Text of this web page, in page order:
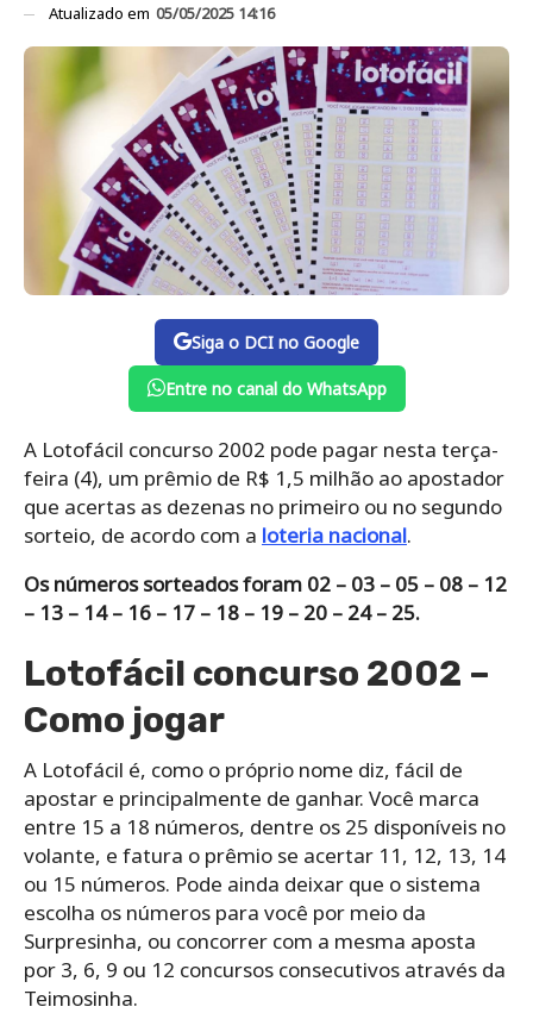
Atualizado em 05/05/2025 14:16
Siga o DCI no Google
Entre no canal do WhatsApp
A Lotofácil concurso 2002 pode pagar nesta terça-
feira (4), um prêmio de R$ 1,5 milhão ao apostador
que acertas as dezenas no primeiro ou no segundo
sorteio, de acordo com a loteria nacional.
Os números sorteados foram 02 – 03 – 05 – 08 – 12
– 13 – 14 – 16 – 17 – 18 – 19 – 20 – 24 – 25.
Lotofácil concurso 2002 –
Como jogar
A Lotofácil é, como o próprio nome diz, fácil de
apostar e principalmente de ganhar. Você marca
entre 15 a 18 números, dentre os 25 disponíveis no
volante, e fatura o prêmio se acertar 11, 12, 13, 14
ou 15 números. Pode ainda deixar que o sistema
escolha os números para você por meio da
Surpresinha, ou concorrer com a mesma aposta
por 3, 6, 9 ou 12 concursos consecutivos através da
Teimosinha.